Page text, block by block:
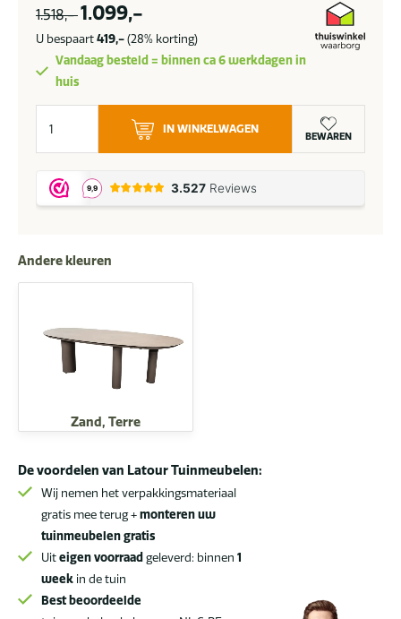
1.518,- 1.099,-
U bespaart419,-(28% korting)
Vandaag besteld = binnen ca 6 werkdagen in
huis
4
Seasons
Denia
met
geprint
blad
IN WINKELWAGEN
BEWAREN
Andere kleuren
Zand, Terre
De voordelen van Latour Tuinmeubelen:
Wij nemen het verpakkingsmateriaal
gratis mee terug +monteren uw
tuinmeubelen gratis
Uiteigen voorraad geleverd: binnen 1
week in de tuin
Best beoordeelde